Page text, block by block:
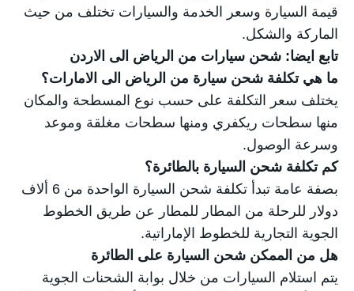
قيمة السيارة وسعر الخدمة والسيارات تختلف من حيث
الماركة والشكل.
تابع ايضا: شحن سيارات من الرياض الى الاردن
ما هي تكلفة شحن سيارة من الرياض الى الامارات؟
يختلف سعر التكلفة على حسب نوع المسطحة والمكان
منها سطحات ريكفري ومنها سطحات مغلقة وموعد
وسرعة الوصول.
كم تكلفة شحن السيارة بالطائرة؟
بصفة عامة تبدأ تكلفة شحن السيارة الواحدة من 6 ألاف
دولار للرحلة من المطار للمطار عن طريق الخطوط
الجوية التجارية للخطوط الإماراتية.
هل من الممكن شحن السيارة على الطائرة
يتم استلام السيارات من خلال بوابة الشحنات الجوية